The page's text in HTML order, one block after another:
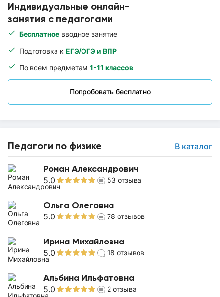
Индивидуальные онлайн-
занятия с педагогами
Бесплатное вводное занятие
Подготовка к ЕГЭ/ОГЭ и ВПР
По всем предметам 1-11 классов
Попробовать бесплатно
Педагоги по физике В каталог
Роман Александрович
5.0 53 отзыва
Ольга Олеговна
5.0 78 отзывов
Ирина Михайловна
5.0 18 отзывов
Альбина Ильфатовна
5.0 2 отзыва